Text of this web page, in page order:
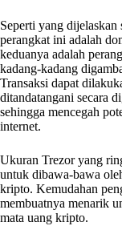
Seperti yang dijelaskan
perangkat ini adalah
keduanya adalah
kadang-kadang
Transaksi dapat
ditandatangani secara
sehingga mencegah
internet.
Ukuran Trezor yang
untuk dibawa-bawa
kripto. Kemudahan
membuatnya menarik
mata uang kripto.